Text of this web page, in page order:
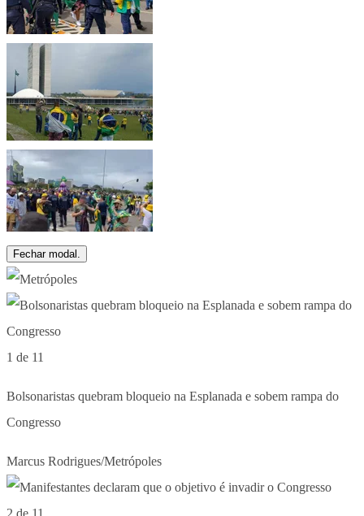
Fechar modal.
1 de 11
Bolsonaristas quebram bloqueio na Esplanada e sobem rampa do
Congresso
Marcus Rodrigues/Metrópoles
2 de 11